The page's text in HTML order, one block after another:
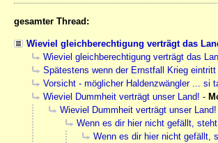
gesamter Thread:
Wieviel gleichberechtigung verträgt das
Wieviel gleichberechtigung verträgt das
Spätestens wenn der Ernstfall Krieg
Vorsicht - möglicher Haldenzwängler ... si
Wieviel Dummheit verträgt unser Land! -
Wieviel Dummheit verträgt unser Land!
Wenn es dir hier nicht gefällt,
Wenn es dir hier nicht gefällt,